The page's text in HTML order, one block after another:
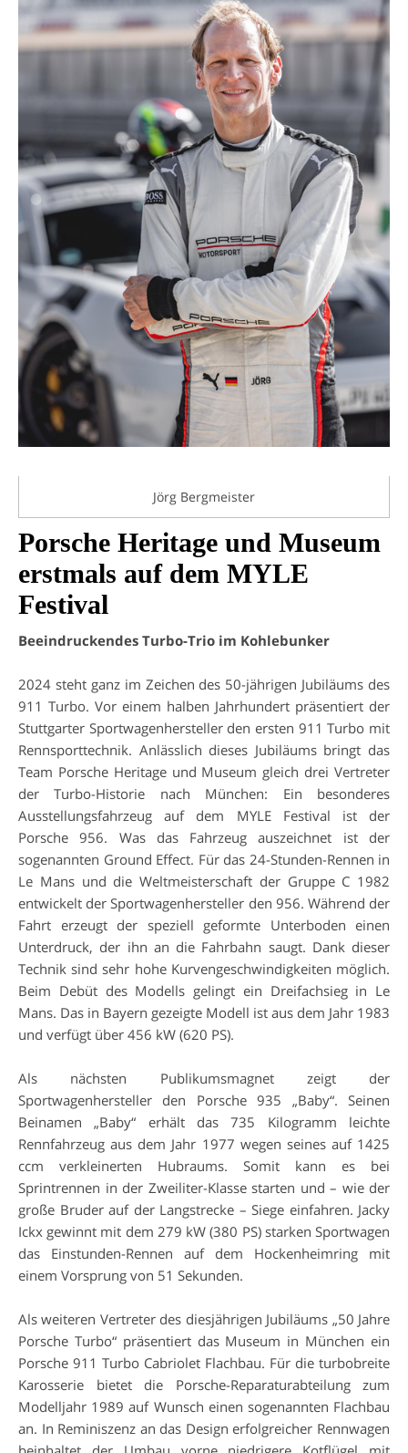
Jörg Bergmeister
Porsche Heritage und Museum
erstmals auf dem MYLE
Festival
Beeindruckendes Turbo-Trio im Kohlebunker
2024 steht ganz im Zeichen des 50-jährigen Jubiläums des
911 Turbo. Vor einem halben Jahrhundert präsentiert der
Stuttgarter Sportwagenhersteller den ersten 911 Turbo mit
Rennsporttechnik. Anlässlich dieses Jubiläums bringt das
Team Porsche Heritage und Museum gleich drei Vertreter
der Turbo-Historie nach München: Ein besonderes
Ausstellungsfahrzeug auf dem MYLE Festival ist der
Porsche 956. Was das Fahrzeug auszeichnet ist der
sogenannten Ground Effect. Für das 24-Stunden-Rennen in
Le Mans und die Weltmeisterschaft der Gruppe C 1982
entwickelt der Sportwagenhersteller den 956. Während der
Fahrt erzeugt der speziell geformte Unterboden einen
Unterdruck, der ihn an die Fahrbahn saugt. Dank dieser
Technik sind sehr hohe Kurvengeschwindigkeiten möglich.
Beim Debüt des Modells gelingt ein Dreifachsieg in Le
Mans. Das in Bayern gezeigte Modell ist aus dem Jahr 1983
und verfügt über 456 kW (620 PS).
Als nächsten Publikumsmagnet zeigt der
Sportwagenhersteller den Porsche 935 „Baby“. Seinen
Beinamen „Baby“ erhält das 735 Kilogramm leichte
Rennfahrzeug aus dem Jahr 1977 wegen seines auf 1425
ccm verkleinerten Hubraums. Somit kann es bei
Sprintrennen in der Zweiliter-Klasse starten und – wie der
große Bruder auf der Langstrecke – Siege einfahren. Jacky
Ickx gewinnt mit dem 279 kW (380 PS) starken Sportwagen
das Einstunden-Rennen auf dem Hockenheimring mit
einem Vorsprung von 51 Sekunden.
Als weiteren Vertreter des diesjährigen Jubiläums „50 Jahre
Porsche Turbo“ präsentiert das Museum in München ein
Porsche 911 Turbo Cabriolet Flachbau. Für die turbobreite
Karosserie bietet die Porsche-Reparaturabteilung zum
Modelljahr 1989 auf Wunsch einen sogenannten Flachbau
an. In Reminiszenz an das Design erfolgreicher Rennwagen